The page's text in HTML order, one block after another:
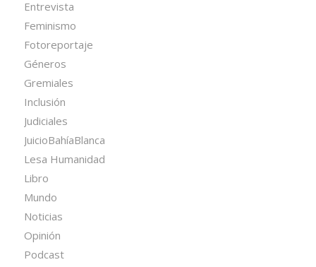
Entrevista
Feminismo
Fotoreportaje
Géneros
Gremiales
Inclusión
Judiciales
JuicioBahíaBlanca
Lesa Humanidad
Libro
Mundo
Noticias
Opinión
Podcast